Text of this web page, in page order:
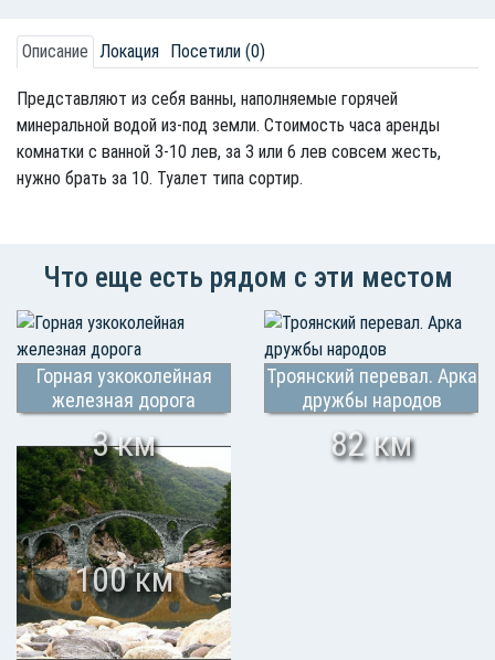
Описание Локация Посетили (0)
Представляют из себя ванны, наполняемые горячей
минеральной водой из-под земли. Стоимость часа аренды
комнатки с ванной 3-10 лев, за 3 или 6 лев совсем жесть,
нужно брать за 10. Туалет типа сортир.
Что еще есть рядом с эти местом
Горная узкоколейная
железная дорога
3 км
Троянский перевал. Арка
дружбы народов
82 км
100 км